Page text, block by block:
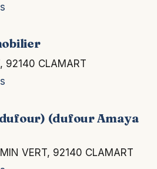
92140 CLAMART
(dufour Amaya
VERT, 92140 CLAMART